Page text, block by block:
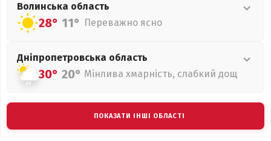
Волинська область
28° 11° Переважно ясно
Дніпропетровська область
30° 20° Мінлива хмарність, слабкий дощ
ПОКАЗАТИ ІНШІ ОБЛАСТІ